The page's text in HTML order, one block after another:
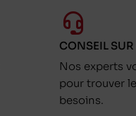
CONSEIL SUR
Nos experts
pour trouver
besoins.